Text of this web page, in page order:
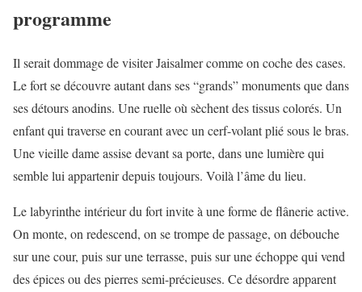
programme
Il serait dommage de visiter Jaisalmer comme on coche des cases.
Le fort se découvre autant dans ses “grands” monuments que dans
ses détours anodins. Une ruelle où sèchent des tissus colorés. Un
enfant qui traverse en courant avec un cerf-volant plié sous le bras.
Une vieille dame assise devant sa porte, dans une lumière qui
semble lui appartenir depuis toujours. Voilà l’âme du lieu.
Le labyrinthe intérieur du fort invite à une forme de flânerie active.
On monte, on redescend, on se trompe de passage, on débouche
sur une cour, puis sur une terrasse, puis sur une échoppe qui vend
des épices ou des pierres semi-précieuses. Ce désordre apparent